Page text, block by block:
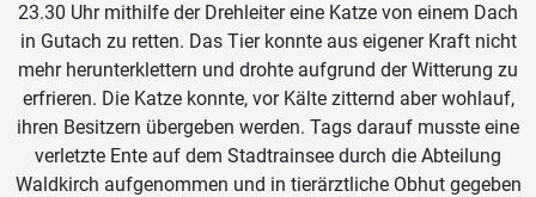
23.30 Uhr mithilfe der Drehleiter eine Katze von einem Dach
in Gutach zu retten. Das Tier konnte aus eigener Kraft nicht
mehr herunterklettern und drohte aufgrund der Witterung zu
erfrieren. Die Katze konnte, vor Kälte zitternd aber wohlauf,
ihren Besitzern übergeben werden. Tags darauf musste eine
verletzte Ente auf dem Stadtrainsee durch die Abteilung
Waldkirch aufgenommen und in tierärztliche Obhut gegeben